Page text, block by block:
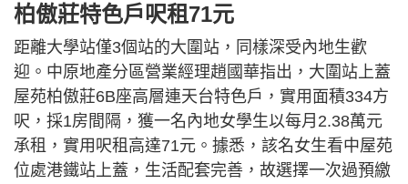
柏傲莊特色戶呎租71元
距離大學站僅3個站的大圍站，同樣深受內地生歡
迎。中原地產分區營業經理趙國華指出，大圍站上蓋
屋苑柏傲莊6B座高層連天台特色戶，實用面積334方
呎，採1房間隔，獲一名內地女學生以每月2.38萬元
承租，實用呎租高達71元。據悉，該名女生看中屋苑
位處港鐵站上蓋，生活配套完善，故選擇一次過預繳